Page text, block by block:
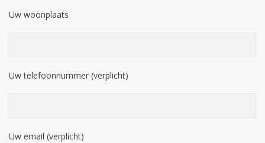
Uw woonplaats
Uw telefoonnummer (verplicht)
Uw email (verplicht)